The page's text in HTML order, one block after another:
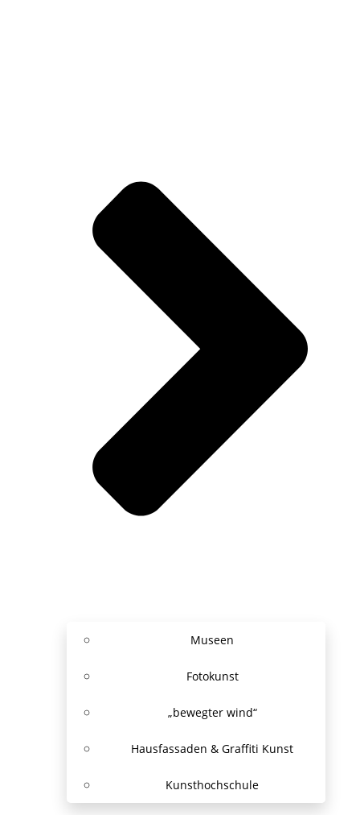
Museen
Fotokunst
„bewegter wind“
Hausfassaden & Graffiti Kunst
Kunsthochschule